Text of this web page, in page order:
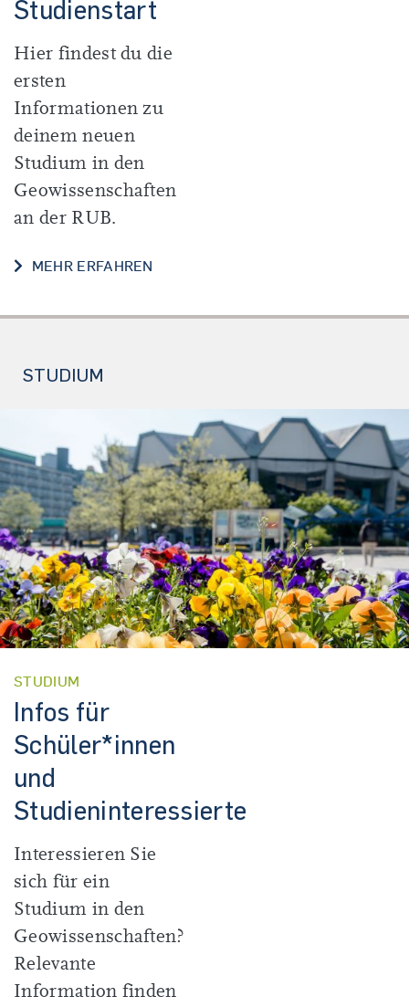
Studienstart
Hier findest du die
ersten
Informationen zu
deinem neuen
Studium in den
Geowissenschaften
an der RUB.
MEHR ERFAHREN
STUDIUM
STUDIUM
Infos für
Schüler*innen
und
Studieninteressierte
Interessieren Sie
sich für ein
Studium in den
Geowissenschaften?
Relevante
Information finden